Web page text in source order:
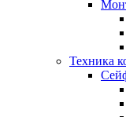
Техника